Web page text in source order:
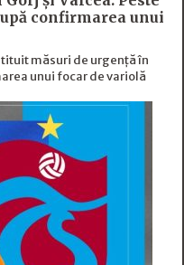
confirmarea unui
măsuri de urgență în
unui focar de variolă